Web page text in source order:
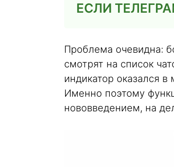
ЕСЛИ
Проблема очевидна:
смотрят на список
индикатор оказался
Именно поэтому
нововведением, на